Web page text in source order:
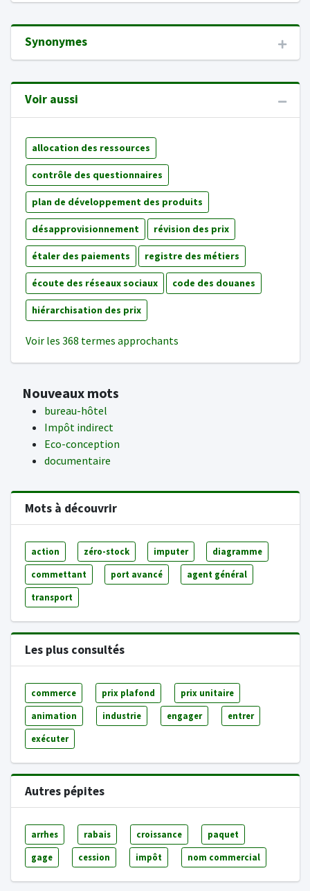
Synonymes
Voir aussi
allocation des ressources
contrôle des questionnaires
plan de développement des produits
désapprovisionnement révision des prix
étaler des paiements registre des métiers
écoute des réseaux sociaux code des douanes
hiérarchisation des prix
Voir les 368 termes approchants
Nouveaux mots
bureau-hôtel
Impôt indirect
Eco-conception
documentaire
Mots à découvrir
action zéro-stock imputer diagramme
commettant port avancé agent général
transport
Les plus consultés
commerce prix plafond prix unitaire
animation industrie engager entrer
exécuter
Autres pépites
arrhes rabais croissance paquet
gage cession impôt nom commercial